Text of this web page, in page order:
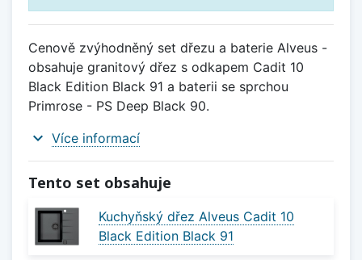
Cenově zvýhodněný set dřezu a baterie Alveus -
obsahuje granitový dřez s odkapem Cadit 10
Black Edition Black 91 a baterii se sprchou
Primrose - PS Deep Black 90.
expand_more Více informací
Tento set obsahuje
Kuchyňský dřez Alveus Cadit 10
Black Edition Black 91